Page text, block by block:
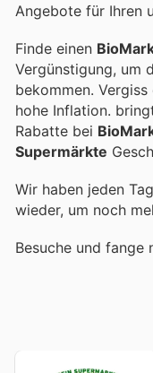
Angebote für Ihren
Finde einen
Vergünstigung, um
bekommen.
hohe Inflation.
Rabatte bei
Supermärkte
Wir haben jeden
wieder, um noch
Besuche und fange